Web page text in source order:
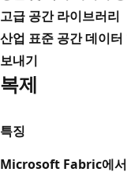
고급 공간 라이브러리
산업 표준 공간 데이
보내기
복제
특징
Microsoft Fabric에서